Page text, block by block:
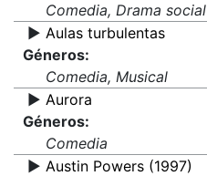
Comedia, Drama social
▶️ Aulas turbulentas
Géneros:
Comedia, Musical
▶️ Aurora
Géneros:
Comedia
▶️ Austin Powers (1997)